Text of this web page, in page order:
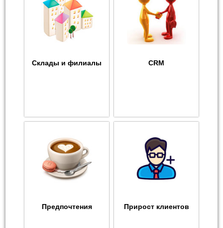
Склады и филиалы CRM
Предпочтения Прирост клиентов